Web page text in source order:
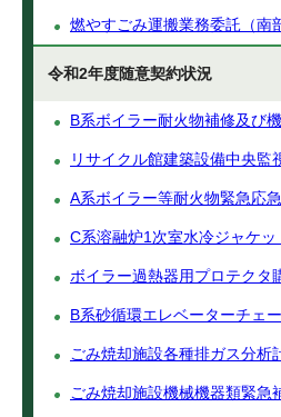
燃やすごみ運搬業務委託（南
令和2年度随意契約状況
B系ボイラー耐火物補修及び
リサイクル館建築設備中央監
A系ボイラー等耐火物緊急応
C系溶融炉1次室水冷ジャケ
ボイラー過熱器用プロテクタ
B系砂循環エレベーターチェ
ごみ焼却施設各種排ガス分析
ごみ焼却施設機械機器類緊急